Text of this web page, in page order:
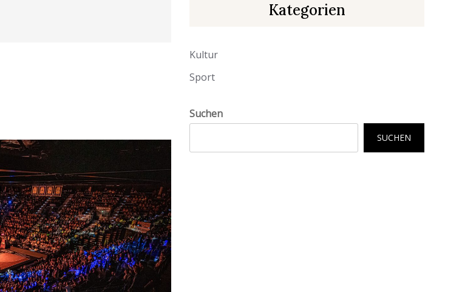
Kategorien
Kultur
Sport
Suchen
SUCHEN